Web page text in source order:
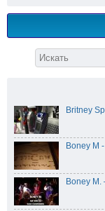
Britney
Boney M
Boney M.